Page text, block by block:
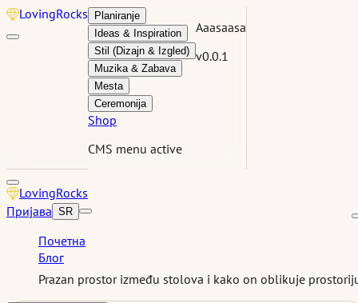
LovingRocks
Planiranje
Ideas & Inspiration
Stil (Dizajn & Izgled)
Muzika & Zabava
Mesta
Ceremonija
Shop
CMS menu active
Aaasaasa
v0.0.1
LovingRocks
Пријава SR
Почетна
Блог
Prazan prostor između stolova i kako on oblikuje